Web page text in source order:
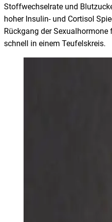
Stoffwechselrate und
hoher Insulin- und Cortisol
Rückgang der Sexualhormone
schnell in einem Teufelskreis.